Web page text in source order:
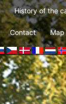
History of the
Contact Map